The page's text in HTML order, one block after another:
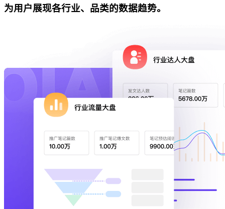
为用户展现各行业、品类的数据趋势。